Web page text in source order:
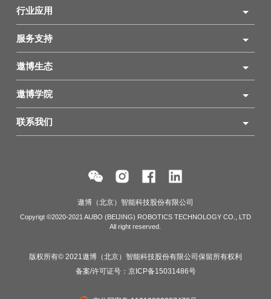
行业应用
服务支持
遨博生态
遨博学院
联系我们
遨博（北京）智能科技股份有限公司
Copyrigt ©2020-2021 AUBO (BEIJING) ROBOTICS TECHNOLOGY CO., LTD
All right reserved.
版权所有© 2021遨博（北京）智能科技股份有限公司保留所有权利
备案/许可证号： 京ICP备15031486号